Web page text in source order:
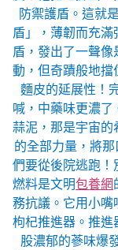
防禦護盾。這就
盾」，薄韌而充
盾，發出了一聲像
動，但奇蹟般地
麵皮的延展性！
喊，中藥味更濃
蒜泥，那是宇宙
的全部力量，將
們要從後院逃跑！
燃料是文明包養網
務抗議。它用小嘴
枸杞推進器。推
股濃郁的蔘味爆